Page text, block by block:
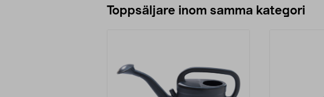
Toppsäljare inom samma kategori